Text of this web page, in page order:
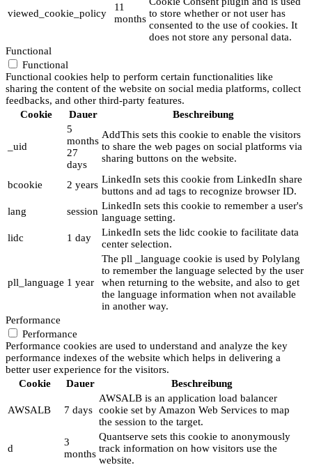
viewed_cookie_policy
11
months to store whether or not user has
consented to the use of cookies. It
does not store any personal data.
Functional
Functional
Functional cookies help to perform certain functionalities like
sharing the content of the website on social media platforms, collect
feedbacks, and other third-party features.
Cookie
Dauer Beschreibung
_uid
5
months
27
days
AddThis sets this cookie to enable the visitors
to share the web pages on social platforms via
sharing buttons on the website.
bcookie 2 years LinkedIn sets this cookie from LinkedIn share
buttons and ad tags to recognize browser ID.
lang
session LinkedIn sets this cookie to remember a user's
language setting.
lidc
1 day
LinkedIn sets the lidc cookie to facilitate data
center selection.
pll_language 1 year
The pll _language cookie is used by Polylang
to remember the language selected by the user
when returning to the website, and also to get
the language information when not available
in another way.
Performance
Performance
Performance cookies are used to understand and analyze the key
performance indexes of the website which helps in delivering a
better user experience for the visitors.
Cookie
Dauer Beschreibung
AWSALB 7 days
AWSALB is an application load balancer
cookie set by Amazon Web Services to map
the session to the target.
d
3
months
Quantserve sets this cookie to anonymously
track information on how visitors use the
website.